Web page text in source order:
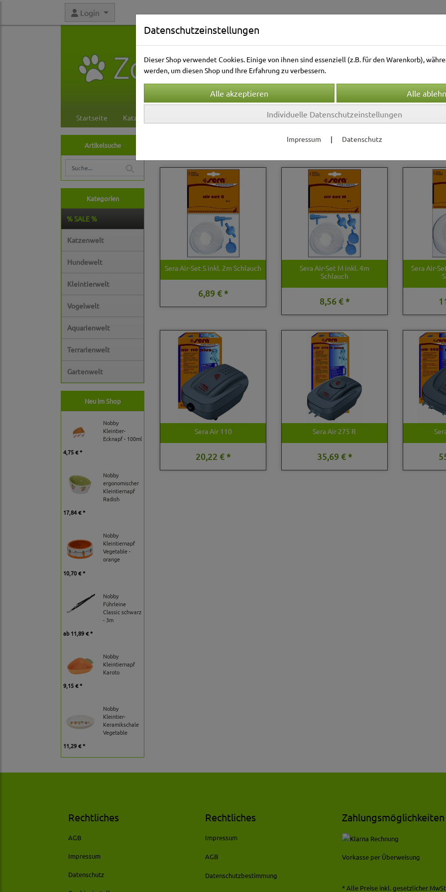
Login
Startseite Katzenwelt Kleintierwelt Vogelwelt Aquarienwelt
Artikelsuche
Kategorien
% SALE %
Katzenwelt
Hundewelt
Kleintierwelt
Vogelwelt
Aquarienwelt
Terrarienwelt
Gartenwelt
Neu im Shop
Nobby
Kleintier-
Ecknapf - 100ml
4,75 € *
Nobby
ergonomischer
Kleintiernapf
Radish
17,84 € *
Nobby
Kleintiernapf
Vegetable -
orange
10,70 € *
Nobby
Führleine
Classic schwarz
- 3m
ab11,89 € *
Nobby
Kleintiernapf
Karoto
9,15 € *
Nobby
Kleintier-
Keramikschale
Vegetable
11,29 € *
Sera Air-Set S inkl. 2m Schlauch
6,89 € *
Sera Air-Set M inkl. 4m
Schlauch
8,56 € *
Sera Air-
Sera Air 110
20,22 € *
Sera Air 275 R
35,69 € *
Rechtliches
AGB
Impressum
Datenschutz
Rechtliches
Impressum
AGB
Datenschutzbestimmung
Zahlungsmöglichkeiten
Vorkasse per Überweisung
* Alle Preise inkl. gesetzlicher
Datenschutzeinstellungen
Dieser Shop verwendet Cookies. Einige von ihnen sind essenziell (z.B. für den Warenkorb),
werden, um diesen Shop und Ihre Erfahrung zu verbessern.
Individuelle Datenschutzeinstellungen
Impressum | Datenschutz